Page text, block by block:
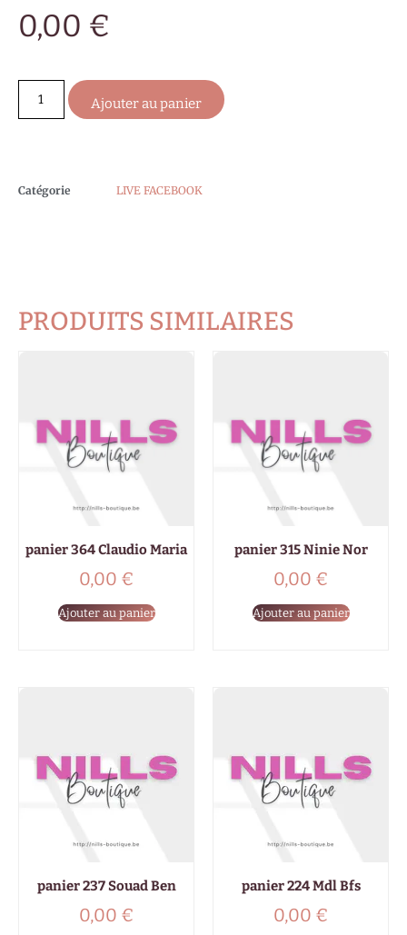
0,00 €
Ajouter au panier
Catégorie LIVE FACEBOOK
PRODUITS SIMILAIRES
panier 364 Claudio Maria
0,00 €
Ajouter au panier
panier 315 Ninie Nor
0,00 €
Ajouter au panier
panier 237 Souad Ben
0,00 €
panier 224 Mdl Bfs
0,00 €